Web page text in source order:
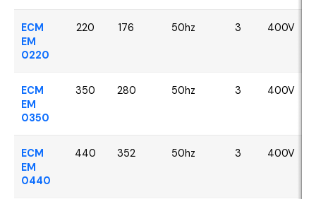
ECM
EM
0220
220 176 50hz 3 400V
ECM
EM
0350
350 280 50hz 3 400V
ECM
EM
0440
440 352 50hz 3 400V